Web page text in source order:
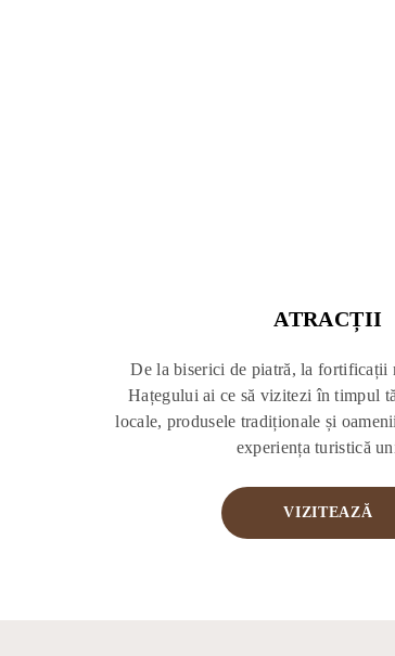
ATRACȚII
De la biserici de piatră, la fortificații
Hațegului ai ce să vizitezi în timpul
locale, produsele tradiționale și
experiența turistică
VIZITEAZĂ